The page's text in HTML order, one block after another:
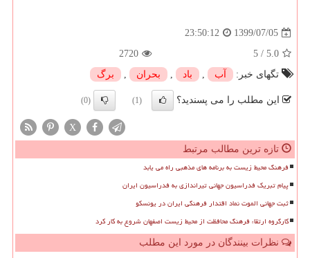
1399/07/05
23:50:12
5.0
/
5
2720
تگهای خبر:
آب , باد , بحران , برگ
این مطلب را می پسندید؟ (1)
(0)
X
تازه ترین مطالب مرتبط
فرهنگ محیط زیست به برنامه های مذهبی راه می یابد
پیام تبریک فدراسیون جهانی تیراندازی به فدراسیون ایران
ثبت جهانی الموت نماد اقتدار فرهنگی ایران در یونسکو
کارگروه ارتقاء فرهنگ محافظت از محیط زیست اصفهان شروع به کار کرد
نظرات بینندگان در مورد این مطلب